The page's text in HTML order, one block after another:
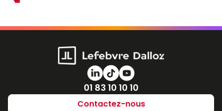
Numéro de téléphone
01 83 10 10 10
Contactez-nous